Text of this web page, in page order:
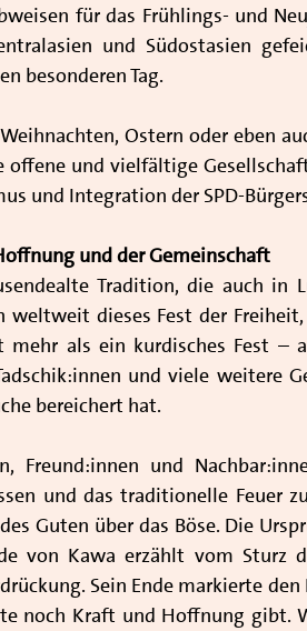
für das Frühlings- und
und Südostasien
besonderen Tag.
Ostern oder eben
offene und vielfältige
und Integration der SPD-
und der Gemeinschaft
Tradition, die auch in
weltweit dieses Fest der
als ein kurdisches Fest –
und viele weitere
bereichert hat.
Freund:innen und
und das traditionelle Feuer
Guten über das Böse. Die
von Kawa erzählt vom Sturz
Sein Ende markierte
noch Kraft und Hoffnung gibt.